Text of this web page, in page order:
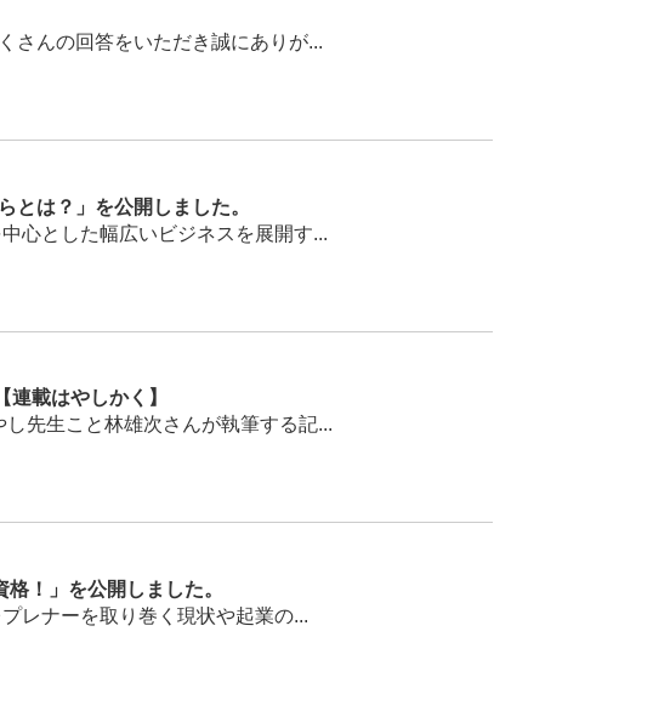
さんの回答をいただき誠にありが...
とは？」を公開しました。
心とした幅広いビジネスを展開す...
載はやしかく】
生こと林雄次さんが執筆する記...
！」を公開しました。
レナーを取り巻く現状や起業の...